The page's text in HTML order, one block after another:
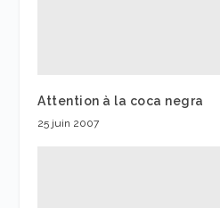
Attention à la coca negra
25 juin 2007